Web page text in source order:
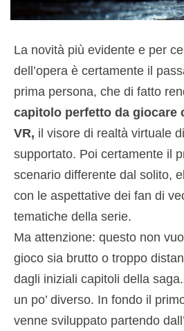
La novità più evidente e per
dell’opera è certamente il
prima persona, che di fatto
capitolo perfetto da giocare
VR, il visore di realtà virtuale
supportato. Poi certamente il
scenario differente dal solito,
con le aspettative dei fan di
tematiche della serie.
Ma attenzione: questo non
gioco sia brutto o troppo
dagli iniziali capitoli della
un po’ diverso. In fondo il
venne sviluppato partendo